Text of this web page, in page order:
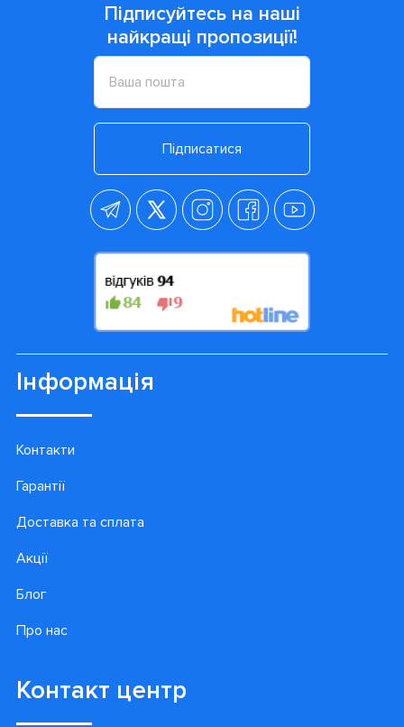
Підписуйтесь на наші
найкращі пропозиції!
Підписатися
Інформація
Контакти
Гарантії
Доставка та сплата
Акції
Блог
Про нас
Контакт центр